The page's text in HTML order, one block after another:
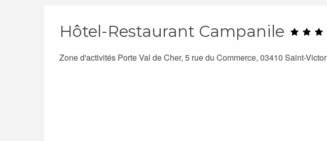
Hôtel-Restaurant Campanile
Zone d'activités Porte Val de Cher, 5 rue du Commerce, 03410 Saint-Victor